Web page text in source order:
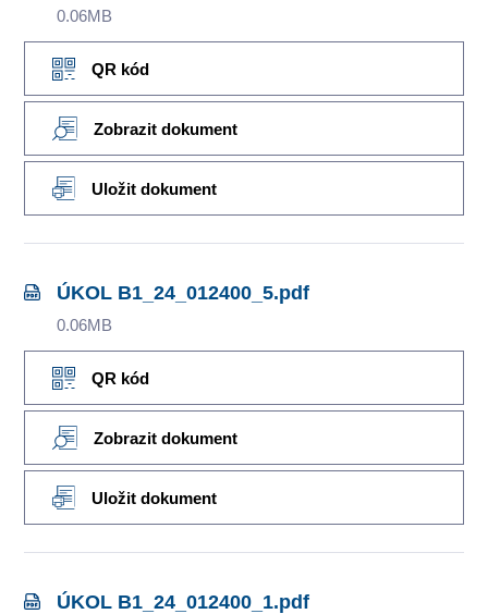
0.06MB
QR kód
Zobrazit dokument
Uložit dokument
ÚKOL B1_24_012400_5.pdf
0.06MB
QR kód
Zobrazit dokument
Uložit dokument
ÚKOL B1_24_012400_1.pdf